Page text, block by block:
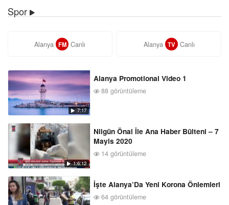
Spor
Alanya FM Canlı Alanya TV Canlı
7:17
Alanya Promotional Video 1
88 görüntüleme
1:6:12
Nilgün Önal İle Ana Haber Bülteni – 7
Mayis 2020
14 görüntüleme
İşte Alanya’Da Yeni Korona Önlemleri
64 görüntüleme